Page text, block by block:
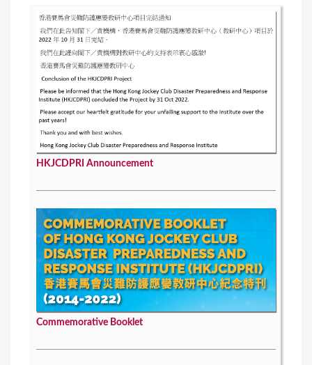
HKJCDPRI Announcement
Commemorative Booklet